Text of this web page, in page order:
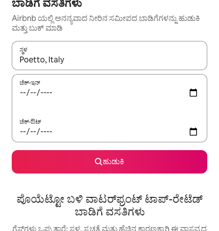
ಬಾಡಿಗೆ ವಸತಿಗಳು
Airbnb ಯಲ್ಲಿ ಅನನ್ಯವಾದ ನೀರಿನ ಸಮೀಪದ ಬಾಡಿಗೆಗಳನ್ನು ಹುಡುಕಿ
ಮತ್ತು ಬುಕ್ ಮಾಡಿ
ಸ್ಥಳ
ಫಲಿತಾಂಶಗಳು ಲಭ್ಯವಿರುವಾಗ, ಅಪ್ ಮತ್ತು ಡೌನ್ ಬಾಣದ ಕೀಲಿಗಳೊಂದಿಗೆ
ಚೆಕ್-ಇನ್
ಚೆಕ್-ಔಟ್
ಹುಡುಕಿ
ಪೊಯೆಟ್ಟೋ ಬಳಿ ವಾಟರ್‌ಫ್ರಂಟ್ ಟಾಪ್-ರೇಟೆಡ್
ಬಾಡಿಗೆ ವಸತಿಗಳು
ಗೆಸ್ಟ್‌ಗಳು ಒಪ್ಪುತ್ತಾರೆ: ಸ್ಥಳ, ಸ್ವಚ್ಛತೆ ಮತ್ತು ಹೆಚ್ಚಿನ ಕಾರಣಕ್ಕಾಗಿ ಈ ವಾಸ್ತವ್ಯದ